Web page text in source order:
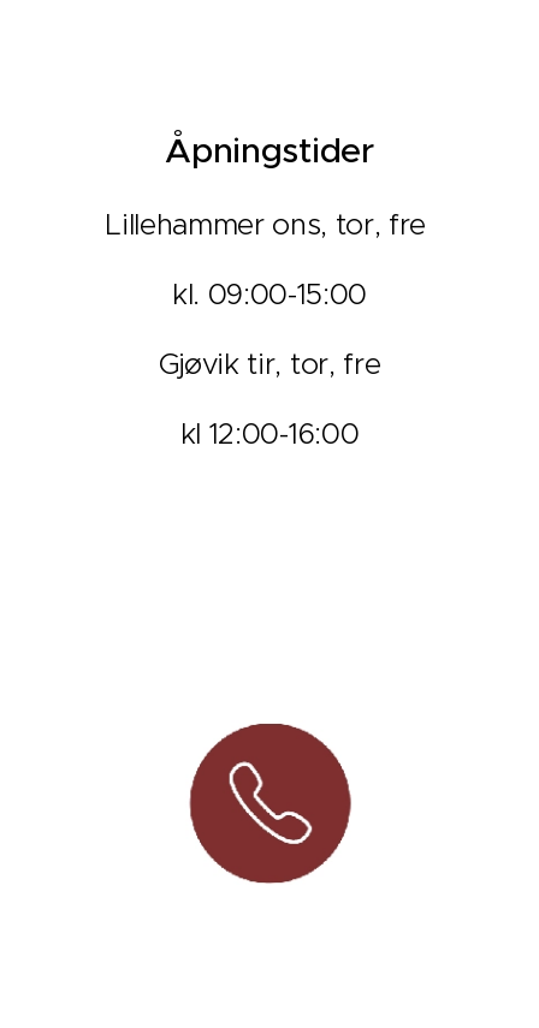
Åpningstider
Lillehammer ons, tor, fre
kl. 09:00-15:00
Gjøvik tir, tor, fre
kl 12:00-16:00